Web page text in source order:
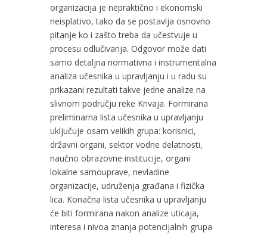
organizacija je nepraktično i ekonomski
neisplativo, tako da se postavlja osnovno
pitanje ko i zašto treba da učestvuje u
procesu odlučivanja. Odgovor može dati
samo detaljna normativna i instrumentalna
analiza učesnika u upravljanju i u radu su
prikazani rezultati takve jedne analize na
slivnom području reke Krivaja. Formirana
preliminarna lista učesnika u upravljanju
uključuje osam velikih grupa: korisnici,
državni organi, sektor vodne delatnosti,
naučno obrazovne institucije, organi
lokalne samouprave, nevladine
organizacije, udruženja građana i fizička
lica. Konačna lista učesnika u upravljanju
će biti formirana nakon analize uticaja,
interesa i nivoa znanja potencijalnih grupa